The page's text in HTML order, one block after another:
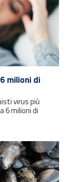
milioni di
virus più
6 milioni di